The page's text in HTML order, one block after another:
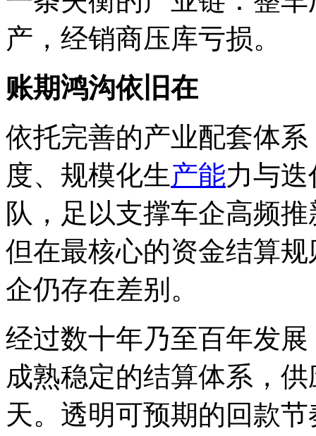
产，经销商压库亏损。
账期鸿沟依旧在
依托完善的产业配套体
度、规模化生产能力与
队，足以支撑车企高频
但在最核心的资金结算
企仍存在差别。
经过数十年乃至百年发
成熟稳定的结算体系，
天。透明可预期的回款